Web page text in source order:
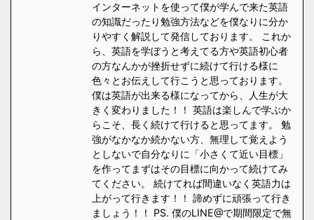
インターネットを使って僕が学んで来た英語
の知識だったり勉強方法などを僕なりに分か
りやすく解説して発信しております。 これか
ら、英語を学ぼうと考えてる方や英語初心者
の方なんかが挫折せずに続けて行ける様に
色々とお伝えして行こうと思っております。
僕は英語が出来る様になってから、人生が大
きく変わりました！！ 英語は楽しんで学ぶか
らこそ、長く続けて行けると思ってます。 勉
強がなかなか続かない方、無理して覚えよう
としないで自分なりに「小さくて近い目標」
を作ってまずはその目標に向かって続けてみ
てください。 続けてれば間違いなく英語力は
上がって行きます！！ 諦めずに頑張って行き
ましょう！！ PS. 僕のLINE@で期間限定で無